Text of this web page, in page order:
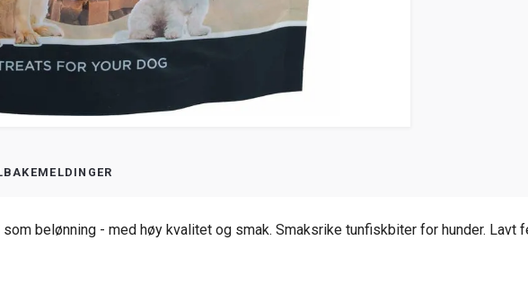
belønning - med høy kvalitet og smak. Smaksrike tunfiskbiter for hunder.